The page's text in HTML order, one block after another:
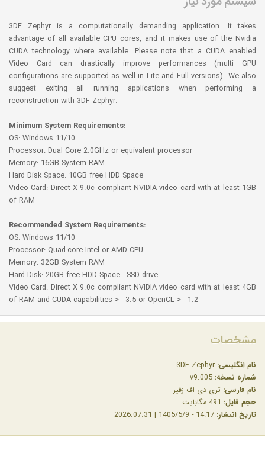
3DF Zephyr is a computationally demanding application. It takes
advantage of all available CPU cores, and it makes use of the Nvidia
CUDA technology where available. Please note that a CUDA enabled
Video Card can drastically improve performances (multi GPU
configurations are supported as well in Lite and Full versions). We also
suggest exiting all running applications when performing a
reconstruction with 3DF Zephyr.
Minimum System Requirements:
OS: Windows 11/10
Processor: Dual Core 2.0GHz or equivalent processor
Memory: 16GB System RAM
Hard Disk Space: 10GB free HDD Space
Video Card: Direct X 9.0c compliant NVIDIA video card with at least 1GB
of RAM
Recommended System Requirements:
OS: Windows 11/10
Processor: Quad-core Intel or AMD CPU
Memory: 32GB System RAM
Hard Disk: 20GB free HDD Space - SSD drive
Video Card: Direct X 9.0c compliant NVIDIA video card with at least 4GB
of RAM and CUDA capabilities >= 3.5 or OpenCL >= 1.2
مشخصات
نام انگلیسی:
شماره نسخه:
نام فارسی: تری دی اف زفیر
حجم فایل:
تاریخ انتشار: